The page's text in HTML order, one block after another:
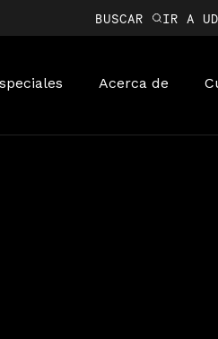
BUSCAR IR A
Acerca de